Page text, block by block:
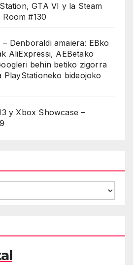
GTA VI y la Steam
Room #130
Denboraldi amaiera: EBko
AliExpressi, AEBetako
behin betiko zigorra
PlayStationeko bideojoko
y Xbox Showcase –